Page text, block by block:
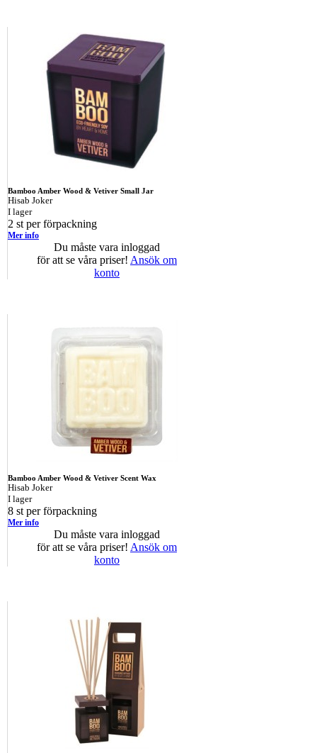
Bamboo Amber Wood & Vetiver Small Jar
Hisab Joker
I lager
2 st per förpackning
Mer info
Du måste vara inloggad
för att se våra priser! Ansök om
konto
Bamboo Amber Wood & Vetiver Scent Wax
Hisab Joker
I lager
8 st per förpackning
Mer info
Du måste vara inloggad
för att se våra priser! Ansök om
konto